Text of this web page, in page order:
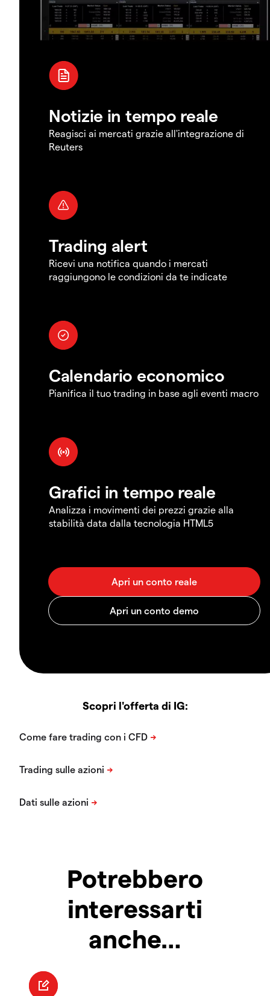
Notizie in tempo reale
Reagisci ai mercati grazie all'integrazione di
Reuters
Trading alert
Ricevi una notifica quando i mercati
raggiungono le condizioni da te indicate
Calendario economico
Pianifica il tuo trading in base agli eventi macro
Grafici in tempo reale
Analizza i movimenti dei prezzi grazie alla
stabilità data dalla tecnologia HTML5
Scopri l'offerta di IG:
Potrebbero
interessarti
anche…